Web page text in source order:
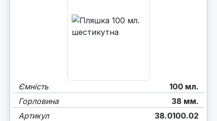
Ємність
100 мл.
Горловина
38 мм.
Артикул
38.0100.02